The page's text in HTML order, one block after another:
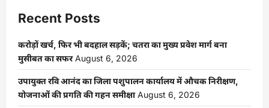
अंतिम
तिथि
2
जून
तक
मौका
Recent Posts
करोड़ों खर्च, फिर भी बदहाल सड़कें; चतरा का मुख्य प्रवेश मार्ग बना
मुसीबत का सफर August 6, 2026
उपायुक्त रवि आनंद का जिला पशुपालन कार्यालय में औचक निरीक्षण,
योजनाओं की प्रगति की गहन समीक्षा August 6, 2026